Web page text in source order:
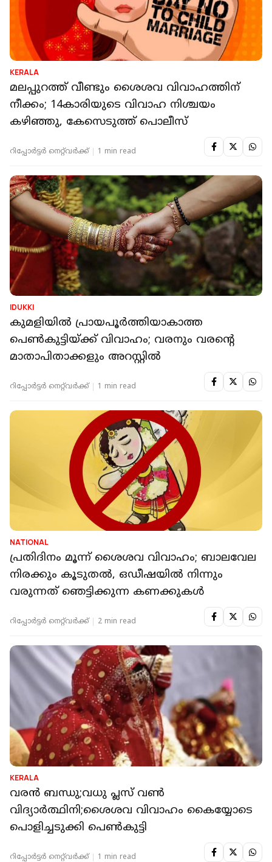
KERALA
മലപ്പുറത്ത് വീണ്ടും ശൈശവ വിവാഹത്തിന്
നീക്കം; 14കാരിയുടെ വിവാഹ നിശ്ചയം
കഴിഞ്ഞു, കേസെടുത്ത് പൊലീസ്
റിപ്പോർട്ടർ നെറ്റ്‌വര്‍ക്ക്‌ 1 min read
IDUKKI
കുമളിയില്‍ പ്രായപൂര്‍ത്തിയാകാത്ത
പെണ്‍കുട്ടിയ്ക്ക് വിവാഹം; വരനും വരന്റെ
മാതാപിതാക്കളും അറസ്റ്റില്‍
റിപ്പോർട്ടർ നെറ്റ്‌വര്‍ക്ക്‌ 1 min read
NATIONAL
പ്രതിദിനം മൂന്ന് ശൈശവ വിവാഹം; ബാലവേല
നിരക്കും കൂടുതൽ, ഒഡീഷയിൽ നിന്നും
വരുന്നത് ഞെട്ടിക്കുന്ന കണക്കുകൾ
റിപ്പോർട്ടർ നെറ്റ്‌വര്‍ക്ക്‌ 2 min read
KERALA
വരൻ ബന്ധു;വധു പ്ലസ് വൺ
വിദ്യാർത്ഥിനി;ശൈശവ വിവാഹം കൈയ്യോടെ
പൊളിച്ചടുക്കി പെൺകുട്ടി
റിപ്പോർട്ടർ നെറ്റ്‌വര്‍ക്ക്‌ 1 min read